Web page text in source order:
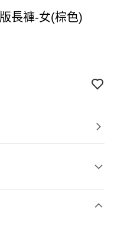
長褲-女(棕色)